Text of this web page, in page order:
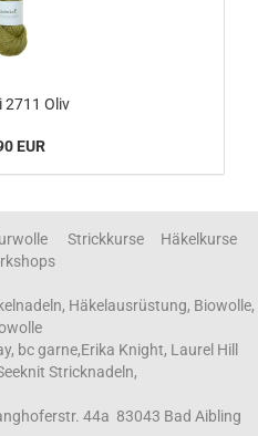
2711 Oliv
EUR
Strickkurse Häkelkurse
Häkelausrüstung, Biowolle,
bc garne,Erika Knight, Laurel Hill
Stricknadeln,
44a 83043 Bad Aibling